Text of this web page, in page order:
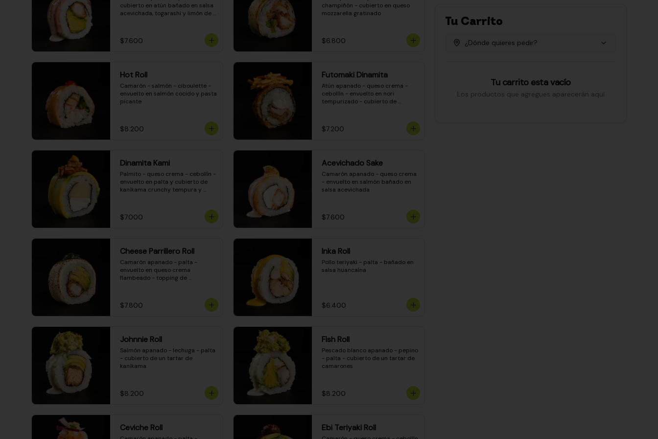
cubierto en atún bañado en salsa
acevichada, togarashi y limón de
$7.600
champiñón - cubierto en queso
mozzarella gratinado
$6.800
Hot Roll
Camarón - salmón - ciboulette -
envuelto en salmón cocido y pasta
picante
$8.200
Futomaki Dinamita
Atún apanado - queso crema -
cebollín - envuelto en nori
tempurizado - cubierto de
$7.200
Dinamita Kami
Palmito - queso crema - cebollín -
envuelto en palta y cubierto de
kanikama crunchy tempura y
$7.000
Acevichado Sake
Camarón apanado - queso crema
- envuelto en salmón bañado en
salsa acevichada
$7.600
Cheese Parrillero Roll
Camarón apanado - palta -
envuelto en queso crema
flambeado - topping de
$7.800
Inka Roll
Pollo teriyaki - palta - bañado en
salsa huancaína
$6.400
Johnnie Roll
Salmón apanado - lechuga - palta
- cubierto de un tartar de
kanikama
$8.200
Fish Roll
Pescado blanco apanado - pepino
- palta - cubierto de un tartar de
camarones
$8.200
Ceviche Roll Ebi Teriyaki Roll
Tu Carrito
¿Dónde quieres pedir?
Tu carrito esta vacío
Los productos que agregues aparecerán aquí